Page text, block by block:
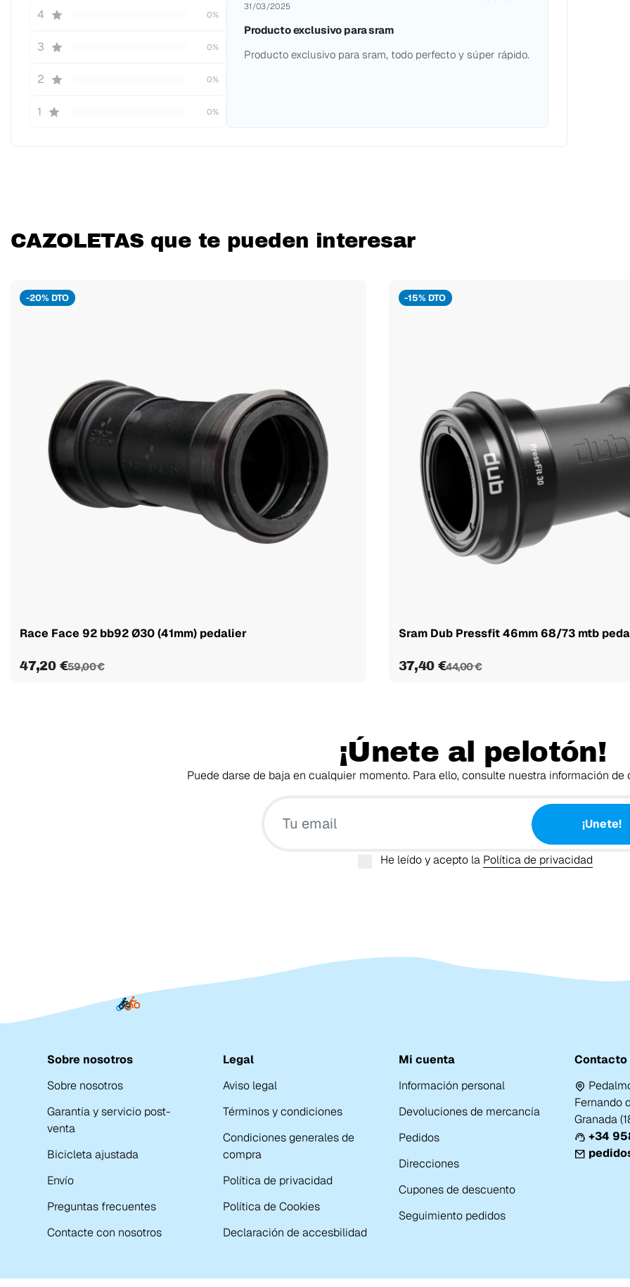
4 0%
3 0%
2 0%
1 0%
31/03/2025
Producto exclusivo para sram
Producto exclusivo para sram, todo perfecto y súper rápido.
CAZOLETAS que te pueden interesar
-20% DTO
Race Face 92 bb92 Ø30 (41mm) pedalier
47,20 €59,00 €
-15% DTO
Sram Dub Pressfit 46mm 68/73 mtb
37,40 €44,00 €
¡Únete al pelotón!
Puede darse de baja en cualquier momento. Para ello, consulte nuestra información
¡Unete!
He leído y acepto la Política de privacidad
Sobre nosotros
Sobre nosotros
Garantía y servicio post-
venta
Bicicleta ajustada
Envío
Preguntas frecuentes
Contacte con nosotros
Legal
Aviso legal
Términos y condiciones
Condiciones generales de
compra
Política de privacidad
Política de Cookies
Declaración de accesbilidad
Mi cuenta
Información personal
Devoluciones de mercancía
Pedidos
Direcciones
Cupones de descuento
Seguimiento pedidos
Contacto
Fernando
Granada
+34